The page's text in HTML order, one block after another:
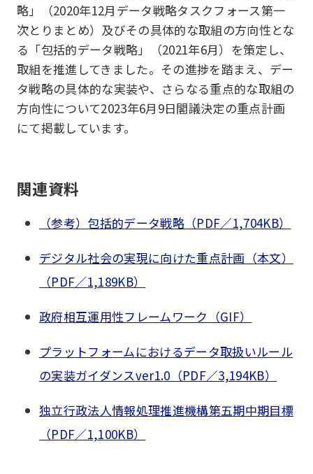
略」（2020年12月データ戦略タスクフォース第一
次とりまとめ）及びその具体的な取組の方向性とな
る「包括的データ戦略」（2021年6月）を策定し、
取組を推進してきました。その進捗を踏まえ、デー
タ戦略の具体的な実装や、さらなる重点的な取組の
方向性について2023年6月9日閣議決定の重点計画
にて掲載しています。
関連資料
（参考）包括的データ戦略（PDF／1,704KB）
デジタル社会の実現に向けた重点計画（本文）
（PDF／1,189KB）
政府相互運用性フレームワーク（GIF）
プラットフォームにおけるデータ取扱いルール
の実装ガイダンスver1.0（PDF／3,194KB）
独立行政法人情報処理推進機構第五期中期目標
（PDF／1,100KB）